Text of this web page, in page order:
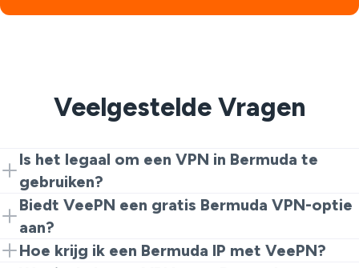
Veelgestelde Vragen
Is het legaal om een VPN in Bermuda te
gebruiken?
Ja. Veel mensen gebruiken een Bermuda VPN voor
privacy en veiliger browsen. Volg gewoon de lokale
wetten en gebruik het voor dagelijkse, legale
doeleinden.
Biedt VeePN een gratis Bermuda VPN-optie
aan?
Ja. Je kunt beginnen met de gratis Bermuda VPN-
Hoe krijg ik een Bermuda IP met VeePN?